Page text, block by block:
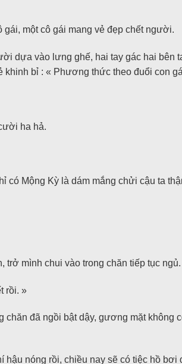
một cô gái mang vẻ đẹp chết người.
dựa vào lưng ghế, hai tay gác hai
khinh bỉ : « Phương thức theo đuổi con
ha hả.
Mộng Kỳ là dám mắng chửi cậu ta
trở mình chui vào trong chăn tiếp tục ngủ.
rồi. »
đã ngồi bật dậy, gương mặt
nóng rồi, chiều nay sẽ có tiệc hồ bơi